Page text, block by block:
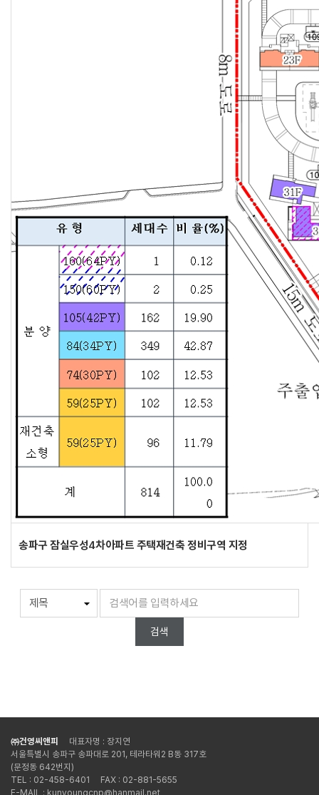
송파구 잠실우성4차아파트 주택재건축 정비구역 지정
검색
㈜건영씨앤피
대표자명 : 장지연
서울특별시 송파구 송파대로 201, 테라타워2 B동 317호
(문정동 642번지)
TEL : 02-458-6401
FAX : 02-881-5655
E-MAIL : kunyoungcnp@hanmail.net